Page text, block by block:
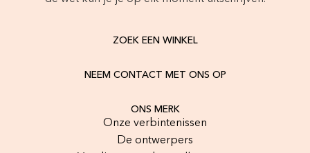
ZOEK EEN WINKEL
NEEM CONTACT MET ONS OP
ONS MERK
Onze verbintenissen
De ontwerpers